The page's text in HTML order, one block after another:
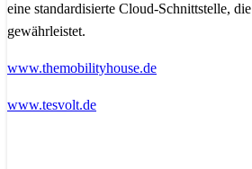
eine standardisierte Cloud-Schnittstelle,
gewährleistet.
www.themobilityhouse.de
www.tesvolt.de